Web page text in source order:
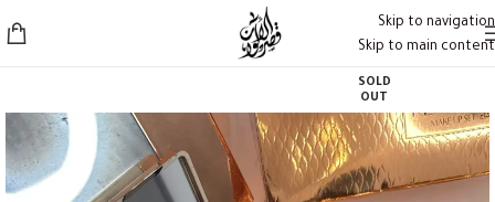
Skip to navigation
Skip to main content
SOLD
OUT